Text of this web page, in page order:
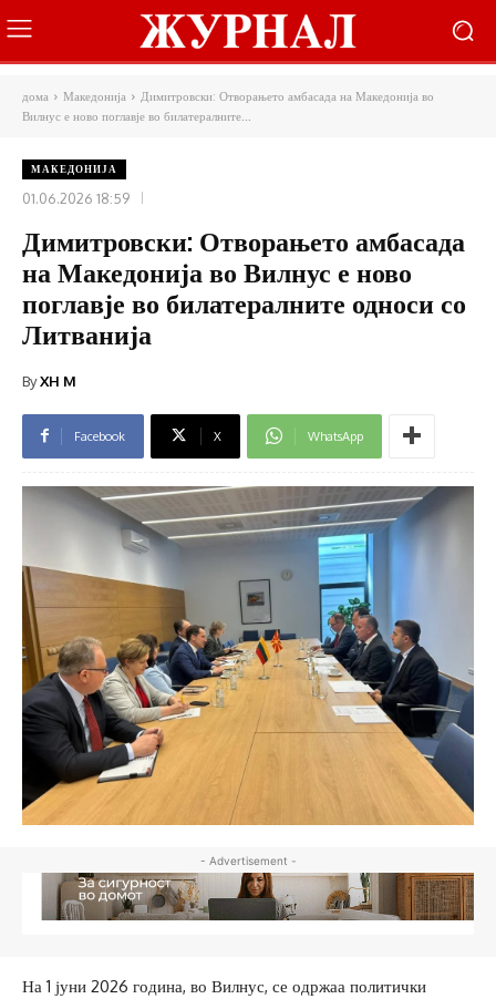
дома Македонија
Димитровски: Отворањето амбасада на Македонија во
Вилнус е ново поглавје во билатералните...
МАКЕДОНИЈА
01.06.2026 18:59
Димитровски: Отворањето амбасада
на Македонија во Вилнус е ново
поглавје во билатералните односи со
Литванија
ByXH M
Facebook X WhatsApp
- Advertisement -
На 1 јуни 2026 година, во Вилнус, се одржаа политички